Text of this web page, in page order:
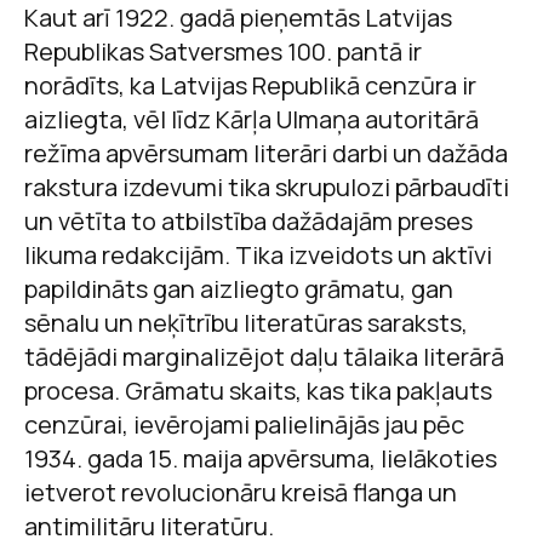
Kaut arī 1922. gadā pieņemtās Latvijas
Republikas Satversmes 100. pantā ir
norādīts, ka Latvijas Republikā cenzūra ir
aizliegta, vēl līdz Kārļa Ulmaņa autoritārā
režīma apvērsumam literāri darbi un dažāda
rakstura izdevumi tika skrupulozi pārbaudīti
un vētīta to atbilstība dažādajām preses
likuma redakcijām. Tika izveidots un aktīvi
papildināts gan aizliegto grāmatu, gan
sēnalu un neķītrību literatūras saraksts,
tādējādi marginalizējot daļu tālaika literārā
procesa. Grāmatu skaits, kas tika pakļauts
cenzūrai, ievērojami palielinājās jau pēc
1934. gada 15. maija apvērsuma, lielākoties
ietverot revolucionāru kreisā flanga un
antimilitāru literatūru.